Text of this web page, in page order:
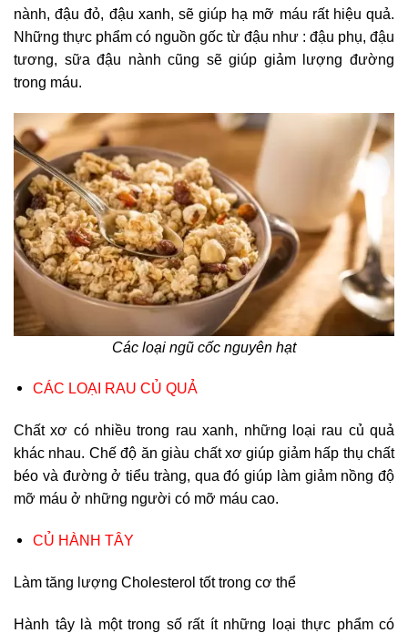
nành, đậu đỏ, đậu xanh, sẽ giúp hạ mỡ máu rất hiệu quả.
Những thực phẩm có nguồn gốc từ đậu như : đậu phụ, đậu
tương, sữa đậu nành cũng sẽ giúp giảm lượng đường
trong máu.
Các loại ngũ cốc nguyên hạt
CÁC LOẠI RAU CỦ QUẢ
Chất xơ có nhiều trong rau xanh, những loại rau củ quả
khác nhau. Chế độ ăn giàu chất xơ giúp giảm hấp thụ chất
béo và đường ở tiểu tràng, qua đó giúp làm giảm nồng độ
mỡ máu ở những người có mỡ máu cao.
CỦ HÀNH TÂY
Làm tăng lượng Cholesterol tốt trong cơ thể
Hành tây là một trong số rất ít những loại thực phẩm có